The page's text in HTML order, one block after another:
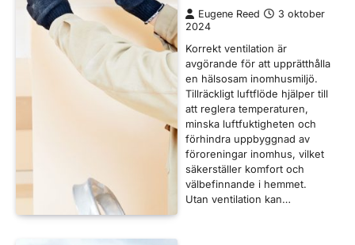
Eugene Reed
3 oktober
2024
Korrekt ventilation är
avgörande för att upprätthålla
en hälsosam inomhusmiljö.
Tillräckligt luftflöde hjälper till
att reglera temperaturen,
minska luftfuktigheten och
förhindra uppbyggnad av
föroreningar inomhus, vilket
säkerställer komfort och
välbefinnande i hemmet.
Utan ventilation kan…